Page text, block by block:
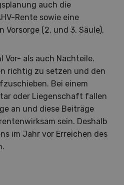
auch die
Rente sowie eine
(2. und 3. Säule).
Vor- als auch Nachteile.
richtig zu setzen und den
Bei einem
oder Liegenschaft fallen
an und diese Beiträge
sein. Deshalb
im Jahr vor Erreichen des